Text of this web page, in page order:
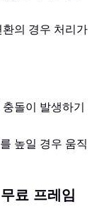
의 경우 처리가
돌이 발생하기
높일 경우 움직
료 프레임